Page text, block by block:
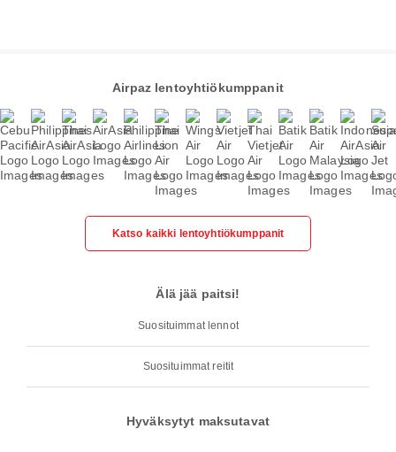
Airpaz lentoyhtiökumppanit
Katso kaikki lentoyhtiökumppanit
Älä jää paitsi!
Suosituimmat lennot
Suosituimmat reitit
Hyväksytyt maksutavat